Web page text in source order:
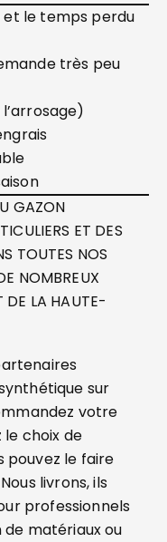
et le temps perdu
très peu
GAZON
ET DES
TOUTES NOS
NOMBREUX
DE LA HAUTE-
sur
votre
le choix de
pouvez le faire
livrons, ils
professionnels
de matériaux ou